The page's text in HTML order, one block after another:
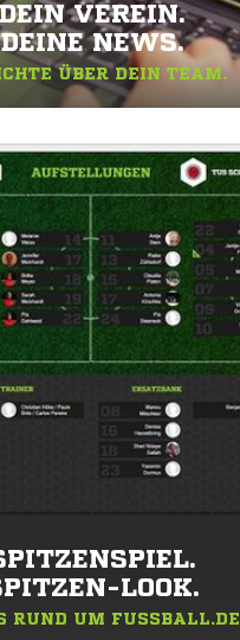
DEIN VEREIN.
DEINE NEWS.
ÜBER DEIN TEAM.
LOOK.
RUND UM FUSSBALL.DE